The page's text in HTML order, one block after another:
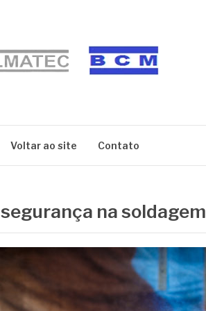
Voltar ao site Contato
segurança na soldagem